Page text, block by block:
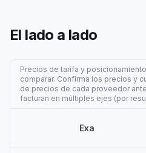
El lado a lado
Precios de tarifa y
comparar. Confirma los precios y
de precios de cada proveedor
facturan en múltiples ejes (por
Exa